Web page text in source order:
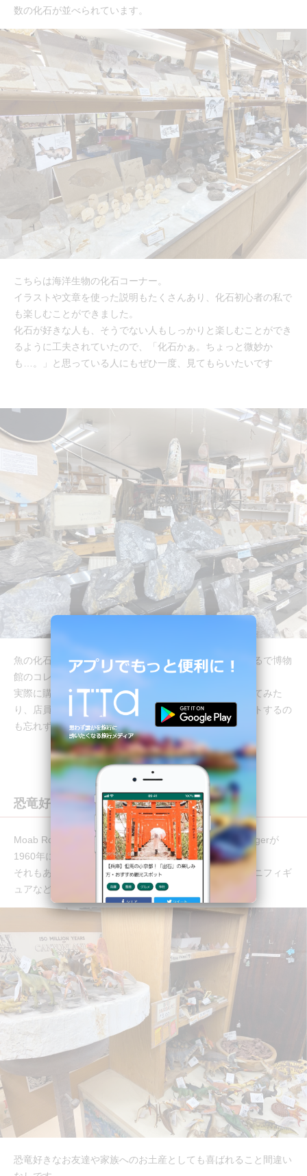
数の化石が並べられています。
こちらは海洋生物の化石コーナー。
イラストや文章を使った説明もたくさんあり、化石初心者の私で
も楽しむことができました。
化石が好きな人も、そうでない人もしっかりと楽しむことができ
るように工夫されていたので、「化石かぁ。ちょっと微妙か
も…。」と思っている人にもぜひ一度、見てもらいたいです
魚の化石以外にも植物の化石もとてもたくさんあり、まるで博物
館のコレクションを見て回っている気分でした。
実際に購入できるものもあるみたいなので、値札を探してみた
り、店員さんに聞いてみたりして気に入った化石をゲットするの
も忘れずに！
恐竜好きにはたまらない！？
Moab Rock Shopは4種の恐竜の化石を発見したLin Ottingerが
1960年に開業してから約60年以上も続くお店です。
それもあってか、石でできた恐竜型の首飾りや恐竜のミニフィギ
ュアなど、恐竜関連の商品がたくさんありました。
恐竜好きなお友達や家族へのお土産としても喜ばれること間違い